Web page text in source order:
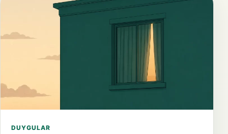
DUYGULAR